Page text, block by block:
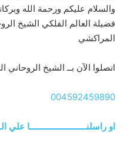
والسلام عليكم ورحمة الله
فضيلة العالم الفلكي الشيخ
المراكشي
اتصلوا الآن بــ الشيخ الروحاني
004592459890
او راسلنــــــــــــــــــــــــا علي